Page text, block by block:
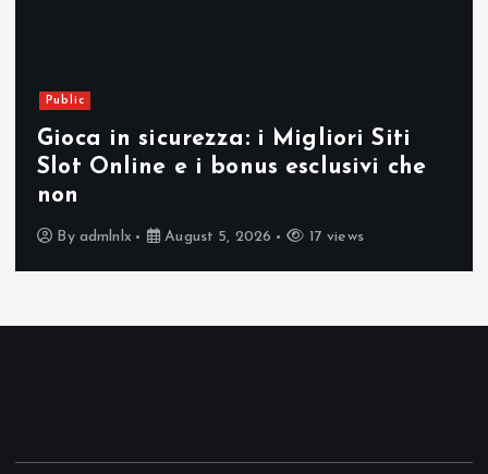
Siti
che
Verantwortungsvolles
Byadmlnlx August 5, 2026